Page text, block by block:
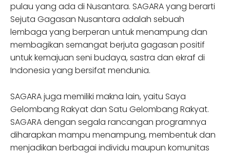
pulau yang ada di Nusantara. SAGARA yang berarti
Sejuta Gagasan Nusantara adalah sebuah
lembaga yang berperan untuk menampung dan
membagikan semangat berjuta gagasan positif
untuk kemajuan seni budaya, sastra dan ekraf di
Indonesia yang bersifat mendunia.
SAGARA juga memiliki makna lain, yaitu Saya
Gelombang Rakyat dan Satu Gelombang Rakyat.
SAGARA dengan segala rancangan programnya
diharapkan mampu menampung, membentuk dan
menjadikan berbagai individu maupun komunitas